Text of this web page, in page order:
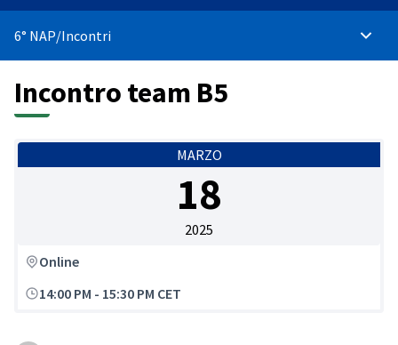
6° NAP/Incontri
Incontro team B5
MARZO
18
2025
Online
14:00 PM - 15:30 PM CET